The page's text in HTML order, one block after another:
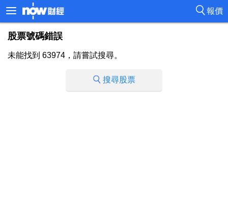
報價
股票號碼錯誤
未能找到 63974，請嘗試搜尋。
搜尋股票